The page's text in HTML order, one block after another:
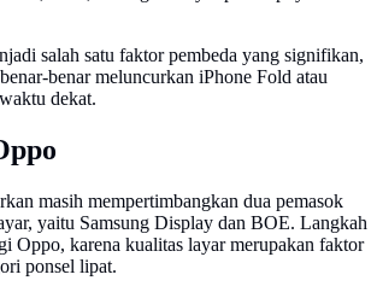
salah satu faktor pembeda yang signifikan,
benar meluncurkan iPhone Fold atau
dekat.
masih mempertimbangkan dua pemasok
yaitu Samsung Display dan BOE. Langkah
Oppo, karena kualitas layar merupakan faktor
ponsel lipat.